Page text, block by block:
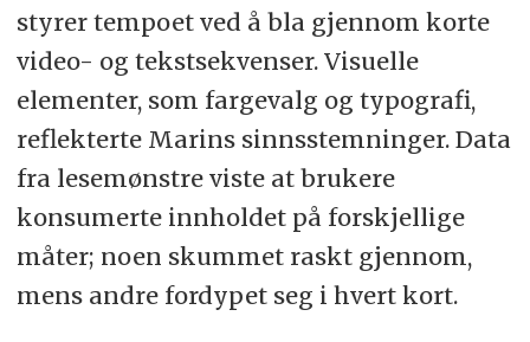
styrer tempoet ved å bla gjennom korte
video- og tekstsekvenser. Visuelle
elementer, som fargevalg og typografi,
reflekterte Marins sinnsstemninger. Data
fra lesemønstre viste at brukere
konsumerte innholdet på forskjellige
måter; noen skummet raskt gjennom,
mens andre fordypet seg i hvert kort.